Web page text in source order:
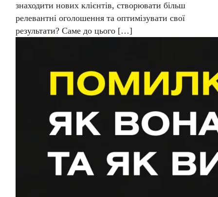
знаходити нових клієнтів, створювати більш
релевантні оголошення та оптимізувати свої
результати? Саме до цього […]